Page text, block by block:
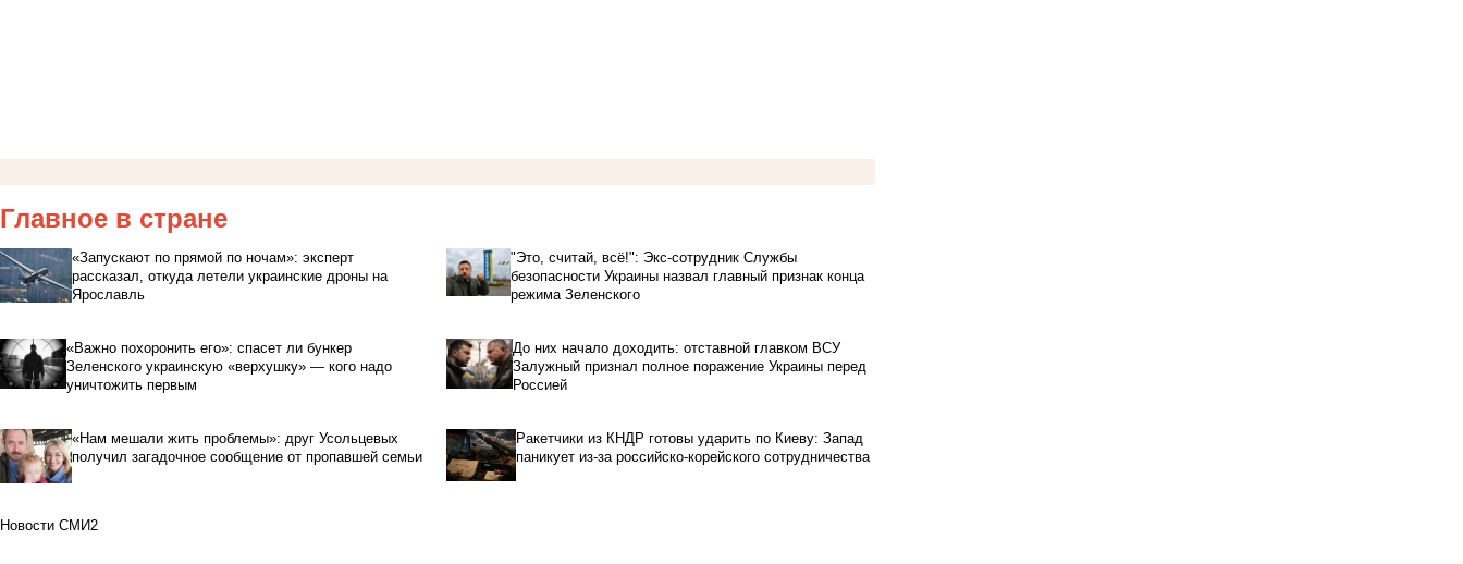
Главное в стране
«Запускают по прямой по ночам»: эксперт
рассказал, откуда летели украинские дроны на
Ярославль
"Это, считай, всё!": Экс-сотрудник Службы
безопасности Украины назвал главный признак конца
режима Зеленского
«Важно похоронить его»: спасет ли бункер
Зеленского украинскую «верхушку» — кого надо
уничтожить первым
До них начало доходить: отставной главком ВСУ
Залужный признал полное поражение Украины перед
Россией
«Нам мешали жить проблемы»: друг Усольцевых
получил загадочное сообщение от пропавшей семьи
Ракетчики из КНДР готовы ударить по Киеву: Запад
паникует из-за российско-корейского сотрудничества
Новости СМИ2